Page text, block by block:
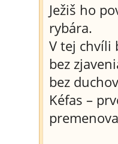
Ježiš ho
rybára.
V tej chvíli
bez
bez
Kéfas –